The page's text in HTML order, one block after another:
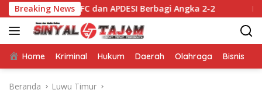
Langsung
ke
konten
Breaking News
FC dan APDESI Berbagi Angka 2-2 Mappatabe
Home Kriminal Hukum Daerah Olahraga Bisnis
Beranda Luwu Timur